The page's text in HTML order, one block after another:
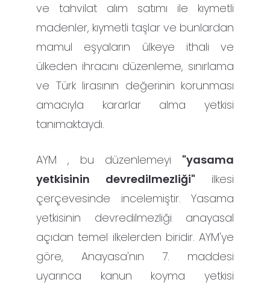
ve tahvilat alım satımı ile kıymetli
madenler, kıymetli taşlar ve bunlardan
mamul eşyaların ülkeye ithali ve
ülkeden ihracını düzenleme, sınırlama
ve Türk lirasının değerinin korunması
amacıyla kararlar alma yetkisi
tanımaktaydı.
AYM , bu düzenlemeyi "yasama
yetkisinin devredilmezliği" ilkesi
çerçevesinde incelemiştir. Yasama
yetkisinin devredilmezliği anayasal
açıdan temel ilkelerden biridir. AYM'ye
göre, Anayasa'nın 7. maddesi
uyarınca kanun koyma yetkisi